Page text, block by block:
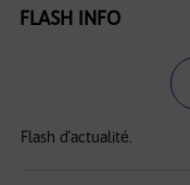
FLASH INFO
Flash d'actualité.